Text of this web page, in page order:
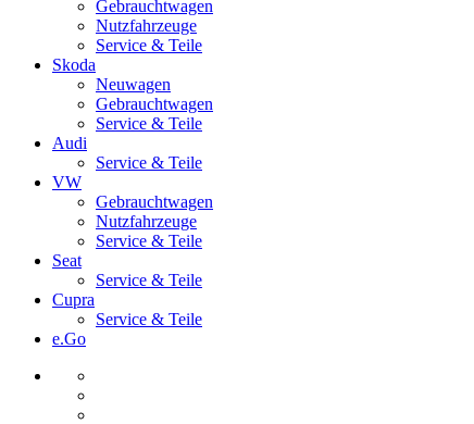
Gebrauchtwagen
Nutzfahrzeuge
Service & Teile
Skoda
Neuwagen
Gebrauchtwagen
Service & Teile
Audi
Service & Teile
VW
Gebrauchtwagen
Nutzfahrzeuge
Service & Teile
Seat
Service & Teile
Cupra
Service & Teile
e.Go